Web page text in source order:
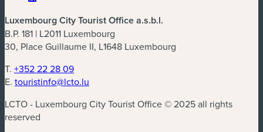
Luxembourg City Tourist Office a.s.b.l.
B.P. 181 | L2011 Luxembourg
30, Place Guillaume II, L1648 Luxembourg
T. +352 22 28 09
E. touristinfo@lcto.lu
LCTO - Luxembourg City Tourist Office © 2025 all rights
reserved